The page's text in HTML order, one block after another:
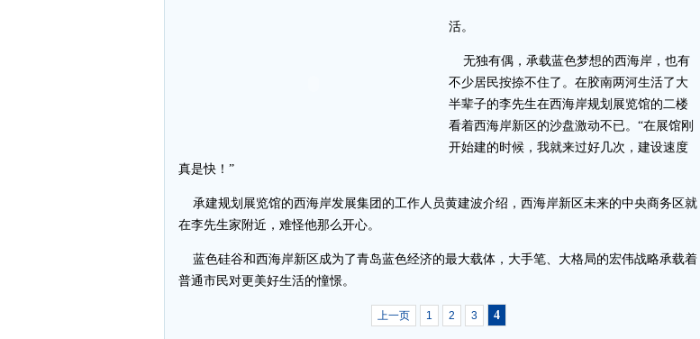
活。
无独有偶，承载蓝色梦想的西海岸，也有
不少居民按捺不住了。在胶南两河生活了大
半辈子的李先生在西海岸规划展览馆的二楼
看着西海岸新区的沙盘激动不已。“在展馆刚
开始建的时候，我就来过好几次，建设速度
真是快！”
承建规划展览馆的西海岸发展集团的工作人员黄建波介绍，西海岸新区未来的中央商务区就
在李先生家附近，难怪他那么开心。
蓝色硅谷和西海岸新区成为了青岛蓝色经济的最大载体，大手笔、大格局的宏伟战略承载着
普通市民对更美好生活的憧憬。
上一页 1 2 3 4